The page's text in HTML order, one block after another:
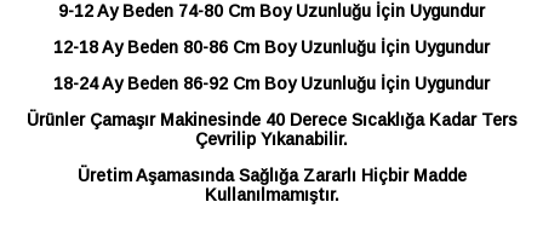
9-12 Ay Beden 74-80 Cm Boy Uzunluğu İçin Uygundur
12-18 Ay Beden 80-86 Cm Boy Uzunluğu İçin Uygundur
18-24 Ay Beden 86-92 Cm Boy Uzunluğu İçin Uygundur
Ürünler Çamaşır Makinesinde 40 Derece Sıcaklığa Kadar Ters
Çevrilip Yıkanabilir.
Üretim Aşamasında Sağlığa Zararlı Hiçbir Madde
Kullanılmamıştır.